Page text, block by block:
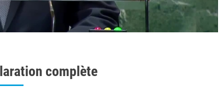
complète